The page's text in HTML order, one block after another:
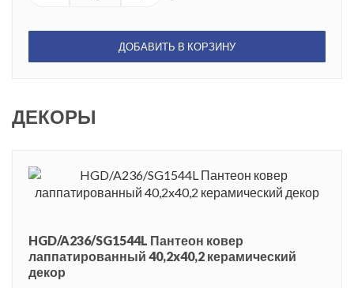
ДОБАВИТЬ В КОРЗИНУ
ДЕКОРЫ
HGD/A236/SG1544L Пантеон ковер
лаппатированный 40,2x40,2 керамический
декор